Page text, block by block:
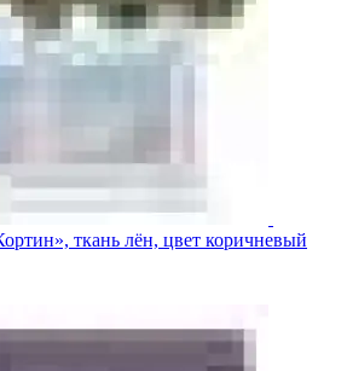
ткань лён, цвет коричневый